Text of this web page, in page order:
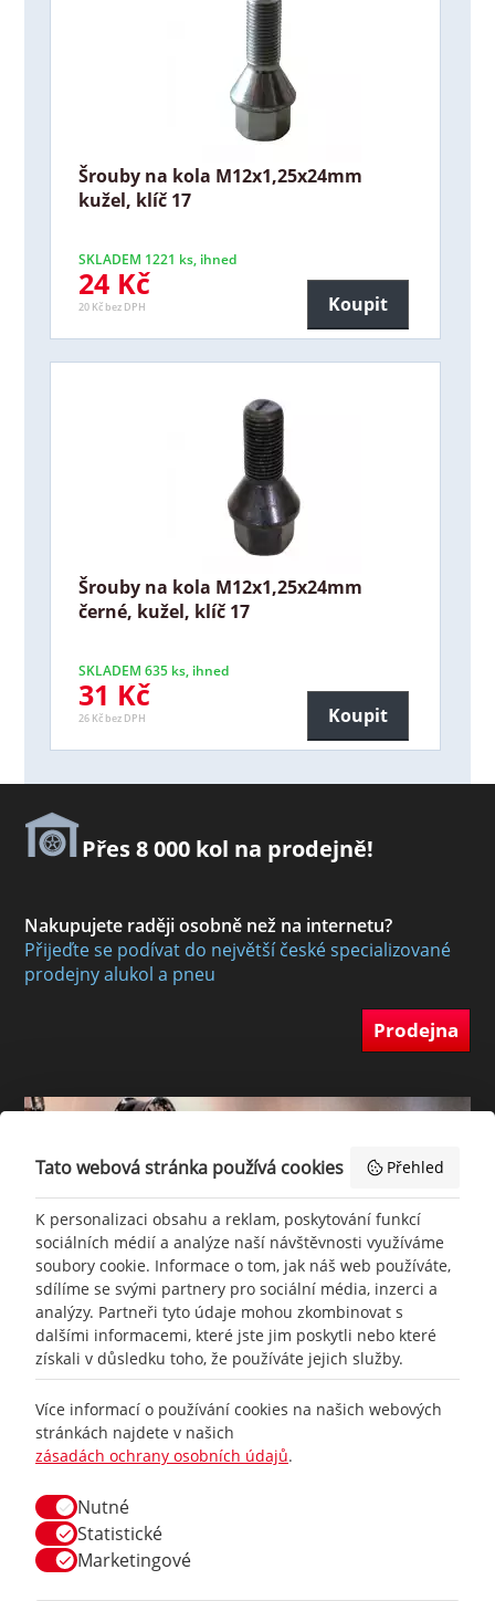
Šrouby na kola M12x1,25x24mm
kužel, klíč 17
SKLADEM 1221 ks, ihned
24 Kč
20 Kč bez DPH Koupit
Šrouby na kola M12x1,25x24mm
černé, kužel, klíč 17
SKLADEM 635 ks, ihned
31 Kč
26 Kč bez DPH Koupit
Přes 8 000 kol na prodejně!
Nakupujete raději osobně než na internetu?
Přijeďte se podívat do největší české specializované
prodejny alukol a pneu
Prodejna
+420777 465 460
info@racing-line.cz
Facebook
Tato webová stránka používá cookies Přehled
K personalizaci obsahu a reklam, poskytování funkcí
sociálních médií a analýze naší návštěvnosti využíváme
soubory cookie. Informace o tom, jak náš web používáte,
sdílíme se svými partnery pro sociální média, inzerci a
analýzy. Partneři tyto údaje mohou zkombinovat s
dalšími informacemi, které jste jim poskytli nebo které
získali v důsledku toho, že používáte jejich služby.
Více informací o používání cookies na našich webových
stránkách najdete v našich
zásadách ochrany osobních údajů.
Nutné
Statistické
Marketingové